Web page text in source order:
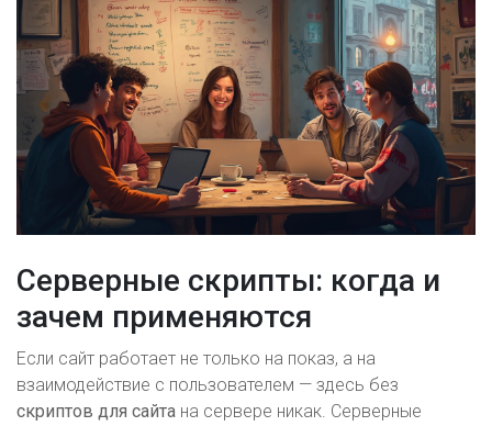
Серверные скрипты: когда и
зачем применяются
Если сайт работает не только на показ, а на
взаимодействие с пользователем — здесь без
скриптов для сайта на сервере никак. Серверные